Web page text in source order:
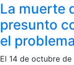
La muerte
presunto
el
El 14 de octubre